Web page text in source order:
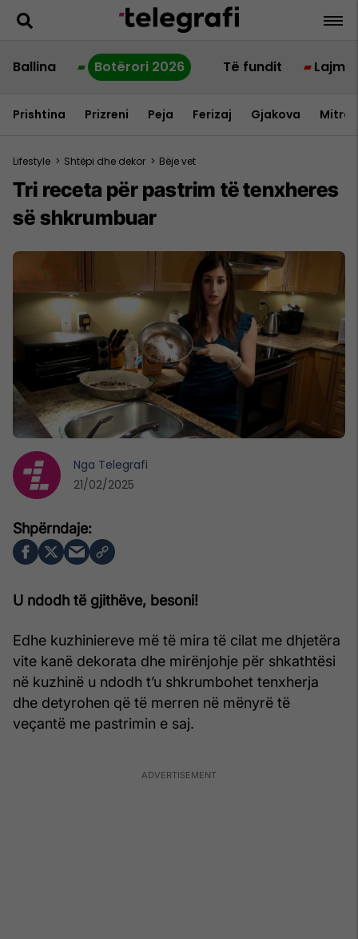
Ballina Botërori 2026 Të fundit Lajme
Prishtina Prizreni Peja Ferizaj Gjakova
Lifestyle > Shtëpi dhe dekor > Bëje vet
Tri receta për pastrim të tenxheres
së shkrumbuar
U ndodh të gjithëve, besoni!
Edhe kuzhiniereve më të mira të cilat me dhjetëra
vite kanë dekorata dhe mirënjohje për shkathtësi
në kuzhinë u ndodh t’u shkrumbohet tenxherja
dhe detyrohen që të merren në mënyrë të
veçantë me pastrimin e saj.
Nga Telegrafi
21/02/2025